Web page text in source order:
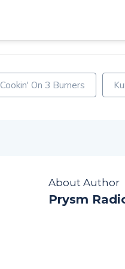
Cookin' On 3 Burners
About Author
Prysm